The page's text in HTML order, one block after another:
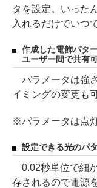
タを設定。いった
入れるだけでいつ
作成した電飾パタ
ユーザー間で共有
パラメータは強
イミングの変更も
※パラメータは点
設定できる光のパ
0.02秒単位で細
存されるので電源